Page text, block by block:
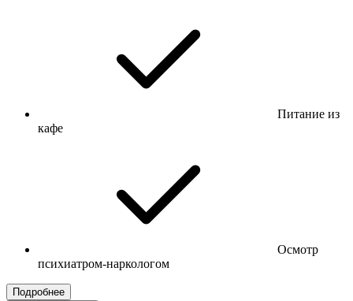
Питание из
кафе
Осмотр
психиатром-наркологом
Подробнее